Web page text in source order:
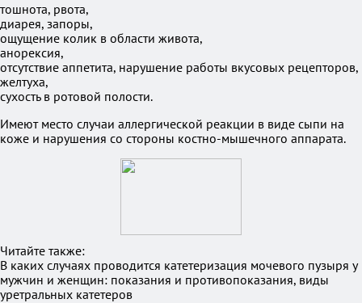
тошнота, рвота,
диарея, запоры,
ощущение колик в области живота,
анорексия,
отсутствие аппетита, нарушение работы вкусовых рецепторов,
желтуха,
сухость в ротовой полости.
Имеют место случаи аллергической реакции в виде сыпи на
коже и нарушения со стороны костно-мышечного аппарата.
Читайте также:
В каких случаях проводится катетеризация мочевого пузыря у
мужчин и женщин: показания и противопоказания, виды
уретральных катетеров